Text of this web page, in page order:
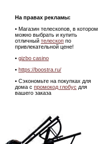
На правах рекламы:
• Магазин телескопов, в котором
можно выбрать и купить
отличный телескоп по
привлекательной цене!
• gizbo casino
• https://boostra.ru/
• Сэкономьте на покупках для
дома с промокод глобус для
вашего заказа